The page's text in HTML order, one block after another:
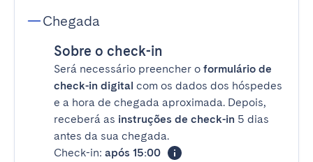
Chegada
Sobre o check-in
Será necessário preencher o formulário de
check-in digital com os dados dos hóspedes
e a hora de chegada aproximada. Depois,
receberá as instruções de check-in 5 dias
antes da sua chegada.
Check-in: após 15:00